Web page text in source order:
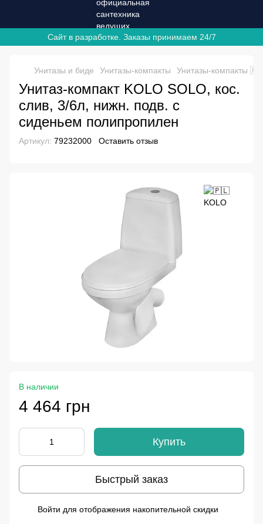
Сайт в разработке. Заказы принимаем 24/7
Унитазы и биде Унитазы-компакты Унитазы-компакты
Унитаз-компакт KOLO SOLO, кос.
слив, 3/6л, нижн. подв. с
сиденьем полипропилен
Артикул: 79232000 Оставить отзыв
В наличии
4 464 грн
Купить
Быстрый заказ
Войти для отображения накопительной скидки